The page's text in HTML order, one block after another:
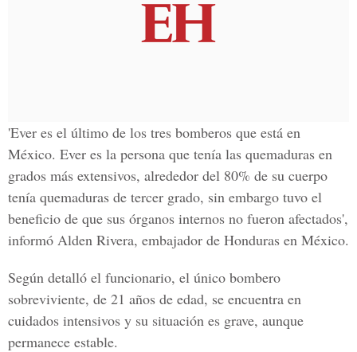
'Ever es el último de los tres bomberos que está en
México. Ever es la persona que tenía las quemaduras en
grados más extensivos, alrededor del 80% de su cuerpo
tenía quemaduras de tercer grado, sin embargo tuvo el
beneficio de que sus órganos internos no fueron afectados',
informó Alden Rivera, embajador de Honduras en México.
Según detalló el funcionario, el único bombero
sobreviviente, de 21 años de edad, se encuentra en
cuidados intensivos y su situación es grave, aunque
permanece estable.